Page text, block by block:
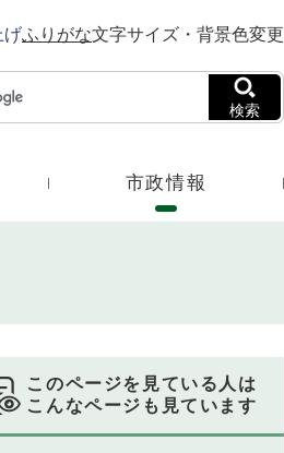
げふりがな文字サイズ・背景色変更
検索
市政情報
このページを見ている人は
こんなページも見ています